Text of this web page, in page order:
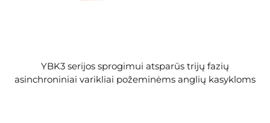
YBK3 serijos sprogimui atsparūs trijų fazių
asinchroniniai varikliai požeminėms anglių kasykloms